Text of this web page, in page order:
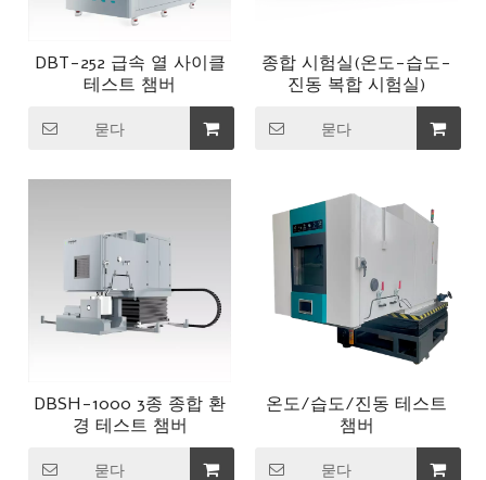
DBT-252 급속 열 사이클
테스트 챔버
묻다
종합 시험실(온도-습도-
진동 복합 시험실)
묻다
DBSH-1000 3종 종합 환
경 테스트 챔버
묻다
온도/습도/진동 테스트
챔버
묻다